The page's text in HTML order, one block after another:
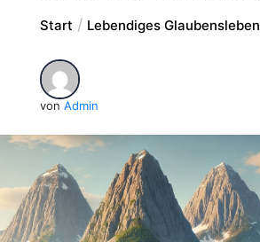
Start Lebendiges Glaubensleben
von Admin